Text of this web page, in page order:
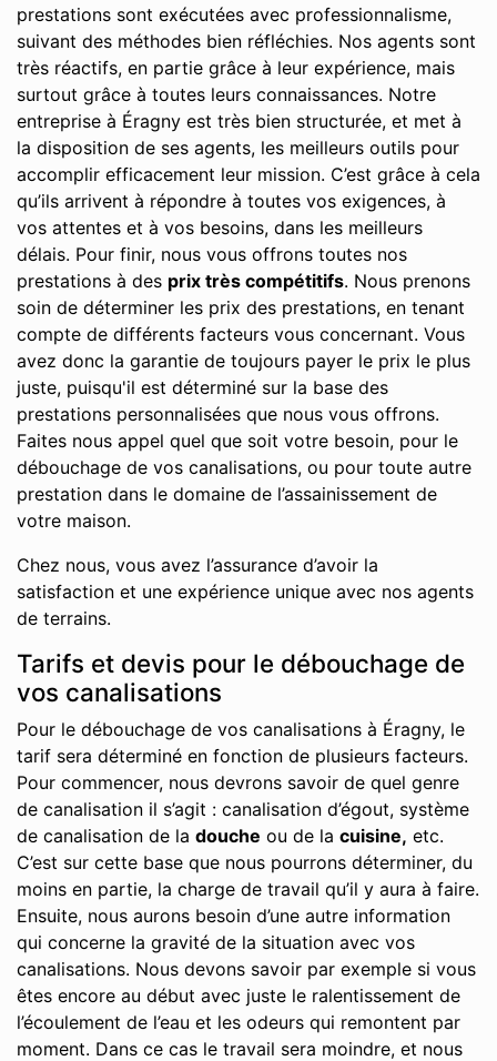
prestations sont exécutées avec professionnalisme,
suivant des méthodes bien réfléchies. Nos agents sont
très réactifs, en partie grâce à leur expérience, mais
surtout grâce à toutes leurs connaissances. Notre
entreprise à Éragny est très bien structurée, et met à
la disposition de ses agents, les meilleurs outils pour
accomplir efficacement leur mission. C’est grâce à cela
qu’ils arrivent à répondre à toutes vos exigences, à
vos attentes et à vos besoins, dans les meilleurs
délais. Pour finir, nous vous offrons toutes nos
prestations à des prix très compétitifs. Nous prenons
soin de déterminer les prix des prestations, en tenant
compte de différents facteurs vous concernant. Vous
avez donc la garantie de toujours payer le prix le plus
juste, puisqu'il est déterminé sur la base des
prestations personnalisées que nous vous offrons.
Faites nous appel quel que soit votre besoin, pour le
débouchage de vos canalisations, ou pour toute autre
prestation dans le domaine de l’assainissement de
votre maison.
Chez nous, vous avez l’assurance d’avoir la
satisfaction et une expérience unique avec nos agents
de terrains.
Tarifs et devis pour le débouchage de
vos canalisations
Pour le débouchage de vos canalisations à Éragny, le
tarif sera déterminé en fonction de plusieurs facteurs.
Pour commencer, nous devrons savoir de quel genre
de canalisation il s’agit : canalisation d’égout, système
de canalisation de la douche ou de la cuisine, etc.
C’est sur cette base que nous pourrons déterminer, du
moins en partie, la charge de travail qu’il y aura à faire.
Ensuite, nous aurons besoin d’une autre information
qui concerne la gravité de la situation avec vos
canalisations. Nous devons savoir par exemple si vous
êtes encore au début avec juste le ralentissement de
l’écoulement de l’eau et les odeurs qui remontent par
moment. Dans ce cas le travail sera moindre, et nous